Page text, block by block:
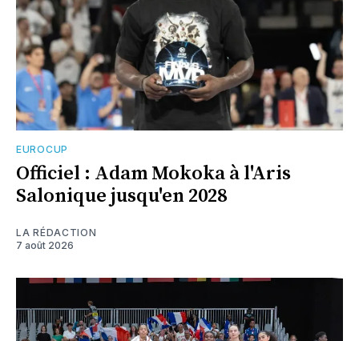
EUROCUP
Officiel : Adam Mokoka à l'Aris
Salonique jusqu'en 2028
LA RÉDACTION
7 août 2026